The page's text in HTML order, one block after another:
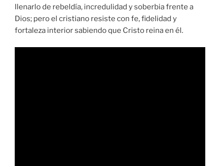
llenarlo de rebeldía, incredulidad y soberbia frente a
Dios; pero el cristiano resiste con fe, fidelidad y
fortaleza interior sabiendo que Cristo reina en él.